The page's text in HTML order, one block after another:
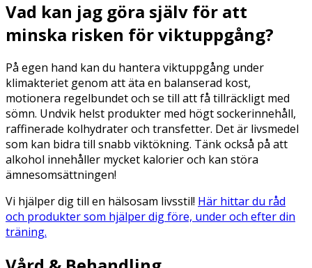
Vad kan jag göra själv för att
minska risken för viktuppgång?
På egen hand kan du hantera viktuppgång under
klimakteriet genom att äta en balanserad kost,
motionera regelbundet och se till att få tillräckligt med
sömn. Undvik helst produkter med högt sockerinnehåll,
raffinerade kolhydrater och transfetter. Det är livsmedel
som kan bidra till snabb viktökning. Tänk också på att
alkohol innehåller mycket kalorier och kan störa
ämnesomsättningen​​!
Vi hjälper dig till en hälsosam livsstil! Här hittar du råd
och produkter som hjälper dig före, under och efter din
träning.